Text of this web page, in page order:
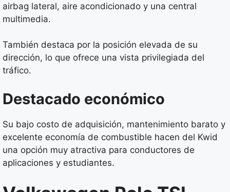
airbag lateral, aire acondicionado y una central
multimedia.
También destaca por la posición elevada de su
dirección, lo que ofrece una vista privilegiada del
tráfico.
Destacado económico
Su bajo costo de adquisición, mantenimiento barato y
excelente economía de combustible hacen del Kwid
una opción muy atractiva para conductores de
aplicaciones y estudiantes.